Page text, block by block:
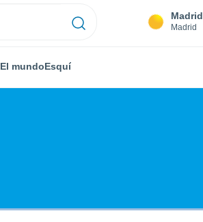
Madrid
Madrid
El mundoEsquí